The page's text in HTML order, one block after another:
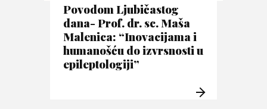
Povodom Ljubičastog
dana- Prof. dr. sc. Maša
Malenica: “Inovacijama i
humanošću do izvrsnosti u
epileptologiji”